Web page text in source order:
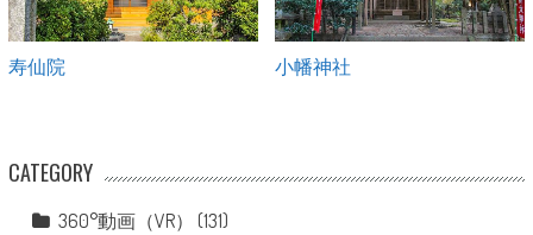
寿仙院 小幡神社
CATEGORY
360°動画（VR）
(131)